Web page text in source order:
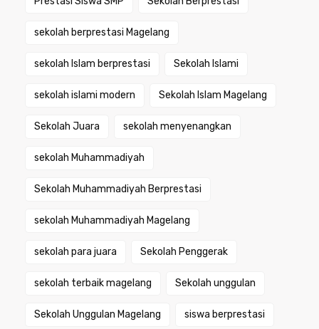
sekolah berprestasi Magelang
sekolah Islam berprestasi Sekolah Islami
sekolah islami modern Sekolah Islam Magelang
Sekolah Juara sekolah menyenangkan
sekolah Muhammadiyah
Sekolah Muhammadiyah Berprestasi
sekolah Muhammadiyah Magelang
sekolah para juara Sekolah Penggerak
sekolah terbaik magelang Sekolah unggulan
Sekolah Unggulan Magelang siswa berprestasi